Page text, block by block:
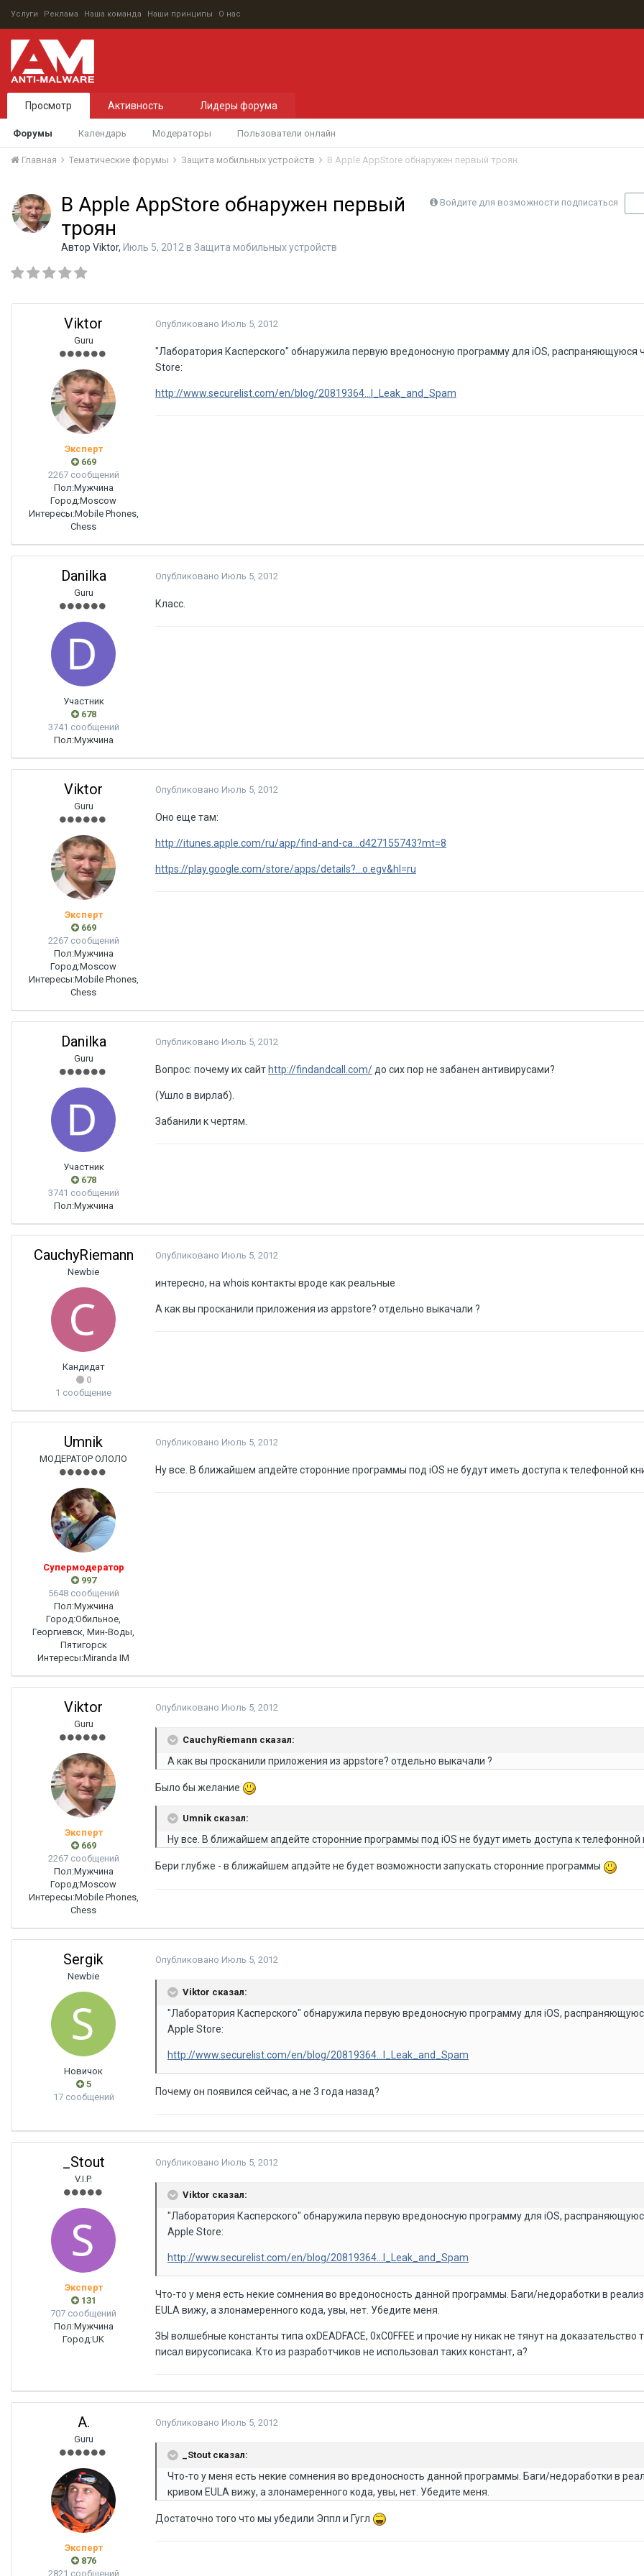
Услуги Реклама Наша команда Наши принципы О нас
Просмотр
Форумы Календарь Модераторы Пользователи онлайн
Активность Лидеры форума
Главная Тематические форумы Защита мобильных устройств В Apple AppStore обнаружен первый троян
Войдите для возможности подписаться
В Apple AppStore обнаружен первый
троян
Автор Viktor, Июль 5, 2012 в Защита мобильных устройств
Viktor
Guru
Эксперт
669
2267 сообщений
Пол:Мужчина
Город:Moscow
Интересы:Mobile Phones,
Chess
Опубликовано Июль 5, 2012
"Лаборатория Касперского" обнаружила первую вредоноcную программу для iOS, распраняющуюся
Store:
http://www.securelist.com/en/blog/20819364...l_Leak_and_Spam
Danilka
Guru
Участник
678
3741 сообщений
Пол:Мужчина
Опубликовано Июль 5, 2012
Класс.
Viktor
Guru
Эксперт
669
2267 сообщений
Пол:Мужчина
Город:Moscow
Интересы:Mobile Phones,
Chess
Опубликовано Июль 5, 2012
Оно еще там:
http://itunes.apple.com/ru/app/find-and-ca...d427155743?mt=8
https://play.google.com/store/apps/details?...o.egv&hl=ru
Danilka
Guru
Участник
678
3741 сообщений
Пол:Мужчина
Опубликовано Июль 5, 2012
Вопрос: почему их сайт http://findandcall.com/ до сих пор не забанен антивирусами?
(Ушло в вирлаб).
Забанили к чертям.
CauchyRiemann
Newbie
Кандидат
0
1 сообщение
Опубликовано Июль 5, 2012
интересно, на whois контакты вроде как реальные
А как вы просканили приложения из appstore? отдельно выкачали ?
Umnik
МОДЕРАТОР ОЛОЛО
Супермодератор
997
5648 сообщений
Пол:Мужчина
Город:Обильное,
Георгиевск, Мин-Воды,
Пятигорск
Интересы:Miranda IM
Опубликовано Июль 5, 2012
Ну все. В ближайшем апдейте сторонние программы под iOS не будут иметь доступа к телефонной
Viktor
Guru
Эксперт
669
2267 сообщений
Пол:Мужчина
Город:Moscow
Интересы:Mobile Phones,
Chess
Опубликовано Июль 5, 2012
CauchyRiemann сказал:
А как вы просканили приложения из appstore? отдельно выкачали ?
Было бы желание
Umnik сказал:
Ну все. В ближайшем апдейте сторонние программы под iOS не будут иметь доступа к телефонной
Бери глубже - в ближайшем апдэйте не будет возможности запускать сторонние программы
Sergik
Newbie
Новичок
5
17 сообщений
Опубликовано Июль 5, 2012
Viktor сказал:
"Лаборатория Касперского" обнаружила первую вредоноcную программу для iOS,
Apple Store:
http://www.securelist.com/en/blog/20819364...l_Leak_and_Spam
Почему он появился сейчас, а не 3 года назад?
_Stout
V.I.P.
Эксперт
131
707 сообщений
Пол:Мужчина
Город:UK
Опубликовано Июль 5, 2012
Viktor сказал:
"Лаборатория Касперского" обнаружила первую вредоноcную программу для iOS,
Apple Store:
http://www.securelist.com/en/blog/20819364...l_Leak_and_Spam
Что-то у меня есть некие сомнения во вредоносность данной программы. Баги/недоработки в
EULA вижу, а злонамеренного кода, увы, нет. Убедите меня.
ЗЫ волшебные константы типа oxDEADFACE, 0xC0FFEE и прочие ну никак не тянут на доказательство
писал вирусописака. Кто из разработчиков не использовал таких констант, а?
A.
Guru
Эксперт
876
2821 сообщений
Опубликовано Июль 5, 2012
_Stout сказал:
Что-то у меня есть некие сомнения во вредоносность данной программы. Баги/недоработки в
кривом EULA вижу, а злонамеренного кода, увы, нет. Убедите меня.
Достаточно того что мы убедили Эппл и Гугл